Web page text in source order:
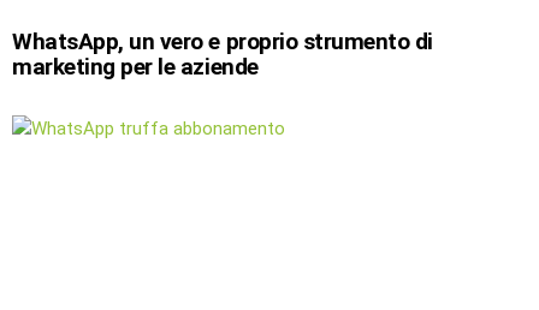
WhatsApp, un vero e proprio strumento di
marketing per le aziende